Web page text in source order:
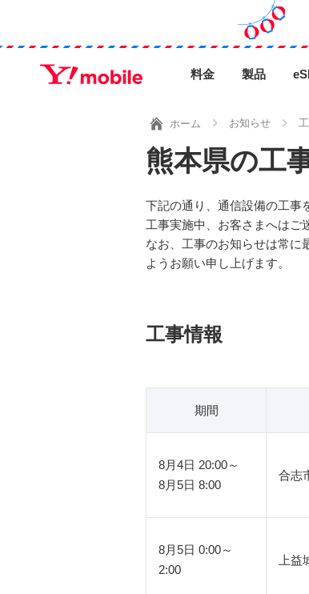
料金 製品
ホーム お知らせ
熊本県の工
下記の通り、通信設備の工事
工事実施中、お客さまへはご
なお、工事のお知らせは常に
ようお願い申し上げます。
工事情報
期間
8月4日 20:00～
8月5日 8:00
合志
8月5日 0:00～
2:00
上